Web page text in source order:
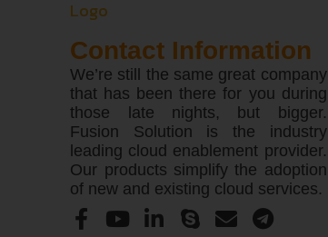
Contact Information
We’re still the same great company
that has been there for you during
those late nights, but bigger.
Fusion Solution is the industry
leading cloud enablement provider.
Our products simplify the adoption
of new and existing cloud services.